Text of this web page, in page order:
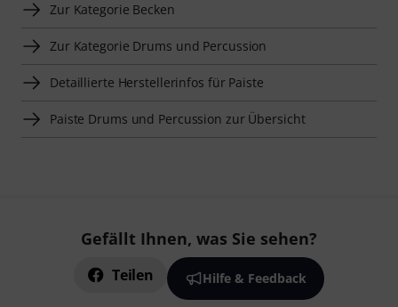
Zur Kategorie Becken
Zur Kategorie Drums und Percussion
Detaillierte Herstellerinfos für Paiste
Paiste Drums und Percussion zur Übersicht
Gefällt Ihnen, was Sie sehen?
Teilen Hilfe & Feedback